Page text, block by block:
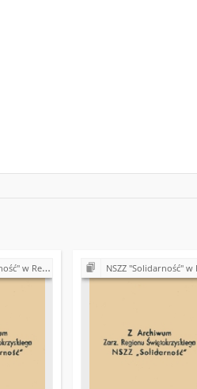
Oddziałowe, wybory, sprawy pracownicze) NSZZ "Solidarność" w Rejonie Budowy Dróg w Kielcach (Komisje Oddziałowe, wybory, sprawy